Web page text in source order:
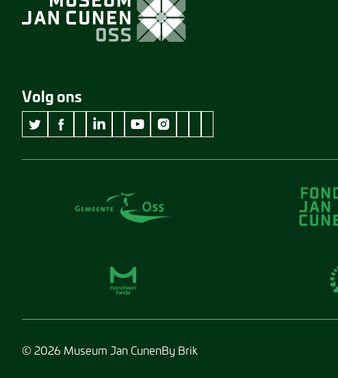
Volg ons
twitter Museum Jan Cunen
facebook Museum Jan Cunen
wikipedia Museum Jan Cunen
linkedin Museum Jan Cunen
googleplus Museum Jan Cunen
youtube Museum Jan Cunen
instagram Museum Jan Cunen
© 2026 Museum Jan CunenBy Brik